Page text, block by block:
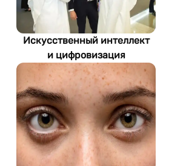
Искусственный интеллект
и цифровизация
определяют будущее
энергетики
Туркменистана